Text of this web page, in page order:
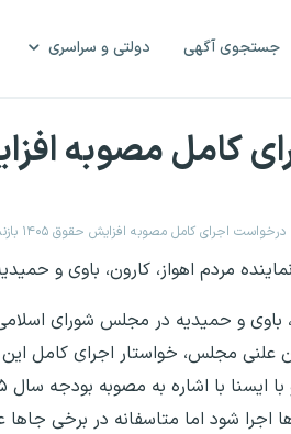
جستجوی آگهی دولتی و سراسری
مصوبه افزایش حقوق
درخواست اجرای کامل مصوبه افزایش حقوق ۱۴۰۵ بازنشستگان
نماینده مردم اهواز، کارون، باوی و
باوی و حمیدیه در مجلس شورای
مجلس، خواستار اجرای کامل
اجرا شود اما متاسفانه در برخی